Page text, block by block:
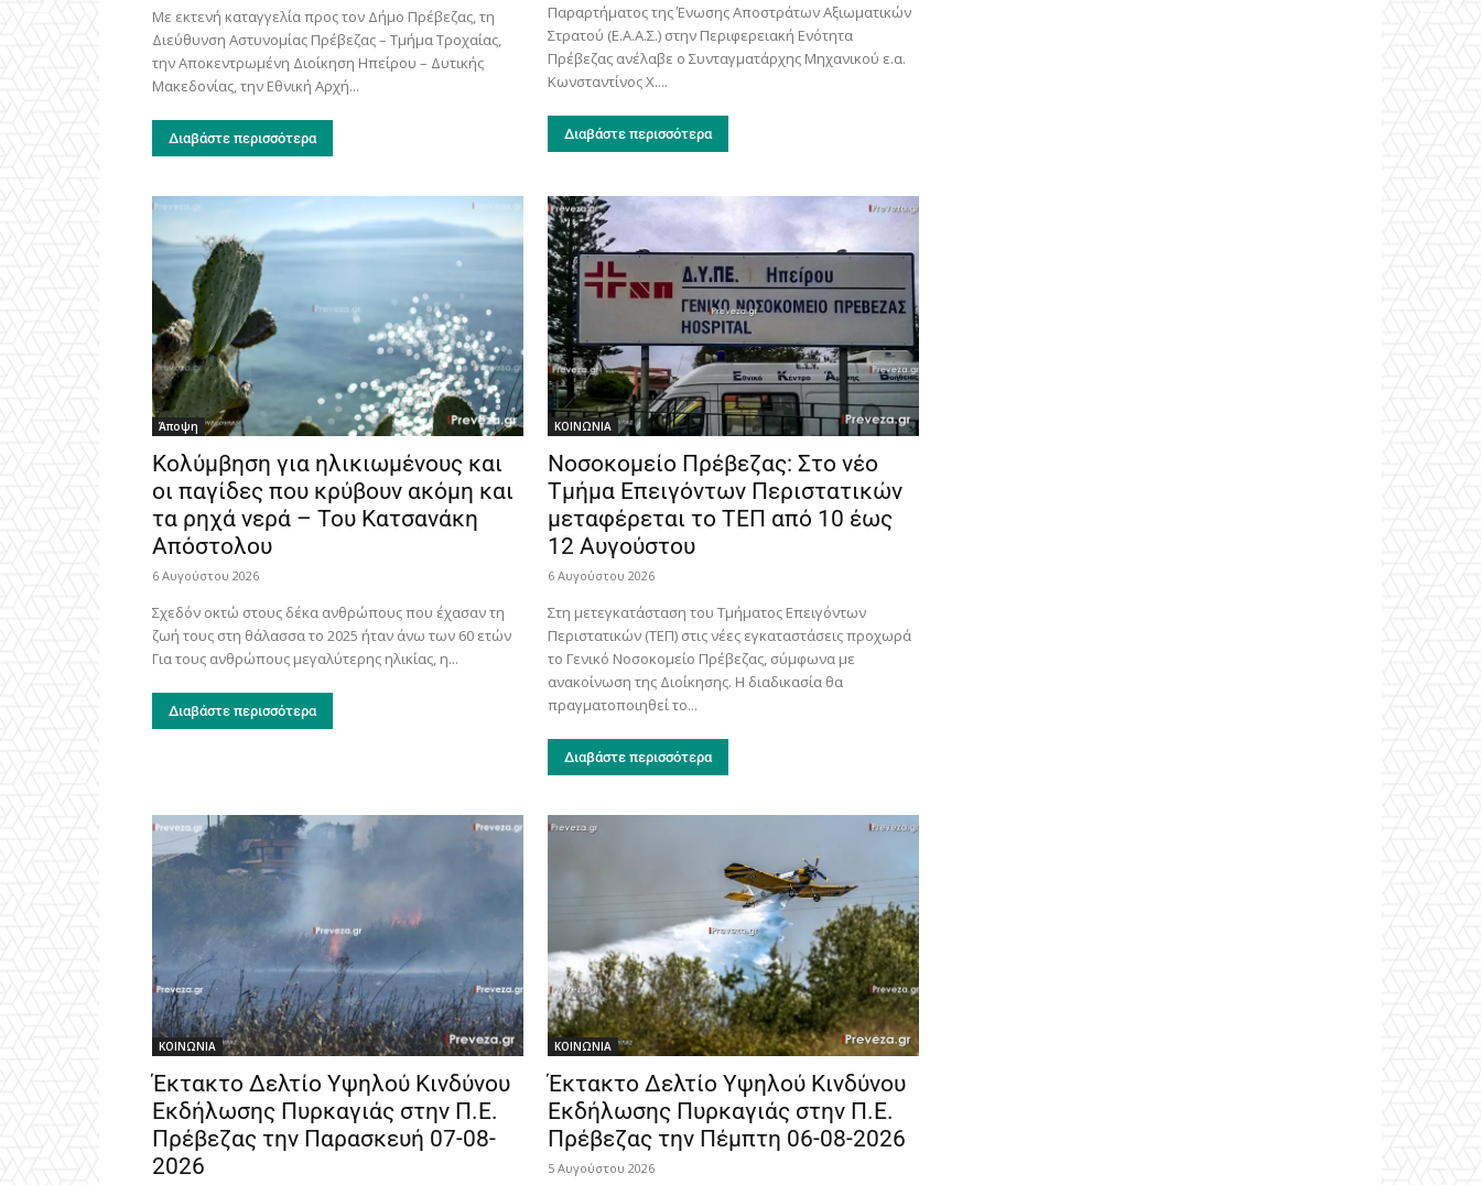
Με εκτενή καταγγελία προς τον Δήμο Πρέβεζας, τη
Διεύθυνση Αστυνομίας Πρέβεζας – Τμήμα Τροχαίας,
την Αποκεντρωμένη Διοίκηση Ηπείρου – Δυτικής
Μακεδονίας, την Εθνική Αρχή...
Διαβάστε περισσότερα
Παραρτήματος της Ένωσης Αποστράτων Αξιωματικών
Στρατού (Ε.Α.Α.Σ.) στην Περιφερειακή Ενότητα
Πρέβεζας ανέλαβε ο Συνταγματάρχης Μηχανικού ε.α.
Κωνσταντίνος Χ....
Διαβάστε περισσότερα
Άποψη
Κολύμβηση για ηλικιωμένους και
οι παγίδες που κρύβουν ακόμη και
τα ρηχά νερά – Του Κατσανάκη
Απόστολου
6 Αυγούστου 2026
Σχεδόν οκτώ στους δέκα ανθρώπους που έχασαν τη
ζωή τους στη θάλασσα το 2025 ήταν άνω των 60 ετών
Για τους ανθρώπους μεγαλύτερης ηλικίας, η...
Διαβάστε περισσότερα
ΚΟΙΝΩΝΙΑ
Νοσοκομείο Πρέβεζας: Στο νέο
Τμήμα Επειγόντων Περιστατικών
μεταφέρεται το ΤΕΠ από 10 έως
12 Αυγούστου
6 Αυγούστου 2026
Στη μετεγκατάσταση του Τμήματος Επειγόντων
Περιστατικών (ΤΕΠ) στις νέες εγκαταστάσεις προχωρά
το Γενικό Νοσοκομείο Πρέβεζας, σύμφωνα με
ανακοίνωση της Διοίκησης. Η διαδικασία θα
πραγματοποιηθεί το...
Διαβάστε περισσότερα
ΚΟΙΝΩΝΙΑ
Έκτακτο Δελτίο Υψηλού Κινδύνου
Εκδήλωσης Πυρκαγιάς στην Π.Ε.
Πρέβεζας την Παρασκευή 07-08-
2026
ΚΟΙΝΩΝΙΑ
Έκτακτο Δελτίο Υψηλού Κινδύνου
Εκδήλωσης Πυρκαγιάς στην Π.Ε.
Πρέβεζας την Πέμπτη 06-08-2026
5 Αυγούστου 2026